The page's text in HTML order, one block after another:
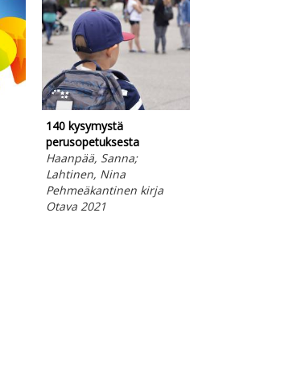
140 kysymystä
perusopetuksesta
Haanpää, Sanna;
Lahtinen, Nina
Pehmeäkantinen kirja
Otava 2021